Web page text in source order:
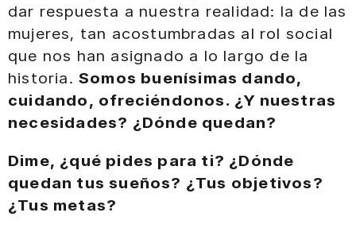
dar respuesta a nuestra realidad: la de las
mujeres, tan acostumbradas al rol social
que nos han asignado a lo largo de la
historia. Somos buenísimas dando,
cuidando, ofreciéndonos. ¿Y nuestras
necesidades? ¿Dónde quedan?
Dime, ¿qué pides para ti? ¿Dónde
quedan tus sueños? ¿Tus objetivos?
¿Tus metas?